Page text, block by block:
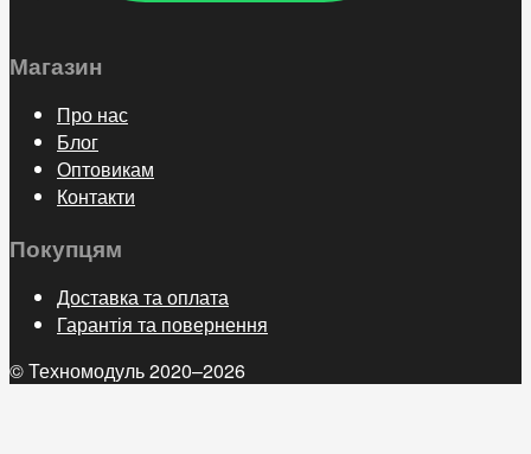
Магазин
Про нас
Блог
Оптовикам
Контакти
Покупцям
Доставка та оплата
Гарантія та повернення
© Техномодуль 2020–2026